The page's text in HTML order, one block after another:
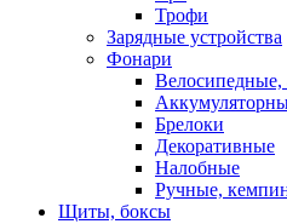
Трофи
Зарядные устройства
Фонари
Велосипедные,
Брелоки
Декоративные
Налобные
Ручные,
Щиты, боксы